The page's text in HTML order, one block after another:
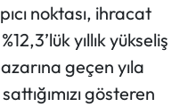
noktası, ihracat
yıllık yükseliş
geçen yıla
gösteren